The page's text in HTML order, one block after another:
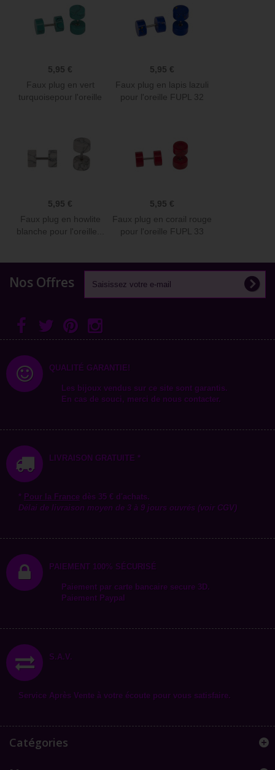
5,95 €
Faux plug en vert
turquoisepour l'oreille
5,95 €
Faux plug en lapis lazuli
pour l'oreille FUPL 32
5,95 €
Faux plug en howlite
blanche pour l'oreille...
5,95 €
Faux plug en corail rouge
pour l'oreille FUPL 33
Nos Offres
QUALITÉ GARANTIE!
Les bijoux vendus sur ce site sont garantis.
En cas de souci, merci de nous contacter.
LIVRAISON GRATUITE *
* Pour la France dès 35 € d'achats.
Délai de livraison moyen de 3 à 9 jours ouvrés (voir CGV)
PAIEMENT 100% SÉCURISÉ
Paiement par carte bancaire secure 3D.
Paiement Paypal
S.A.V.
Service Après Vente à votre écoute pour vous satisfaire.
Catégories